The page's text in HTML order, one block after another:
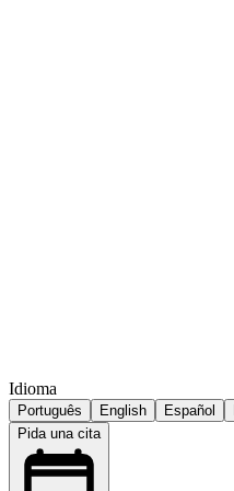
Idioma
Português English Español
Pida una cita